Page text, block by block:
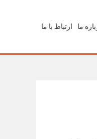
ما ارتباط با ما